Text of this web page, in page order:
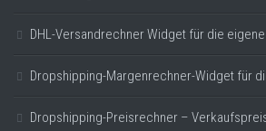
DHL-Versandrechner Widget für die
Dropshipping-Margenrechner-Widget für
Dropshipping-Preisrechner –